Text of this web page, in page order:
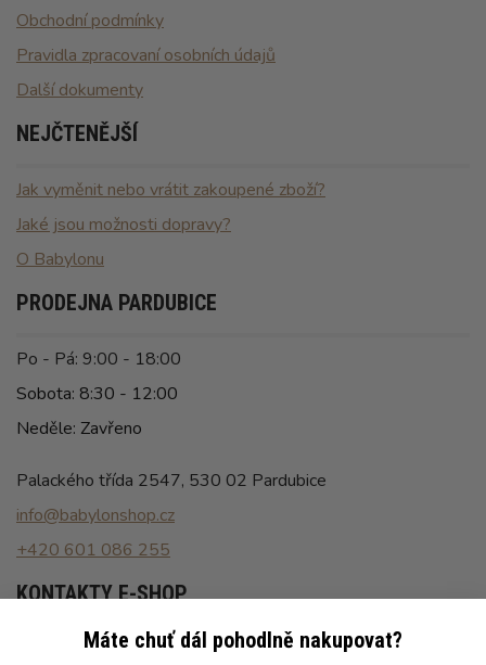
Obchodní podmínky
Pravidla zpracovaní osobních údajů
Další dokumenty
NEJČTENĚJŠÍ
Jak vyměnit nebo vrátit zakoupené zboží?
Jaké jsou možnosti dopravy?
O Babylonu
PRODEJNA PARDUBICE
Po - Pá: 9:00 - 18:00
Sobota: 8:30 - 12:00
Neděle: Zavřeno
Palackého třída 2547, 530 02 Pardubice
info@babylonshop.cz
+420 601 086 255
KONTAKTY E-SHOP
Po - Pá: 8:00 - 16:30
Máte chuť dál pohodlně nakupovat?